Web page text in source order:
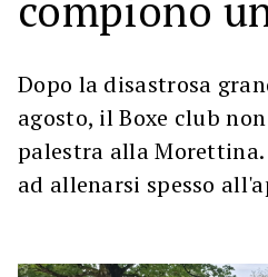
Dopo la disastrosa
agosto, il Boxe club
palestra alla
ad allenarsi spesso